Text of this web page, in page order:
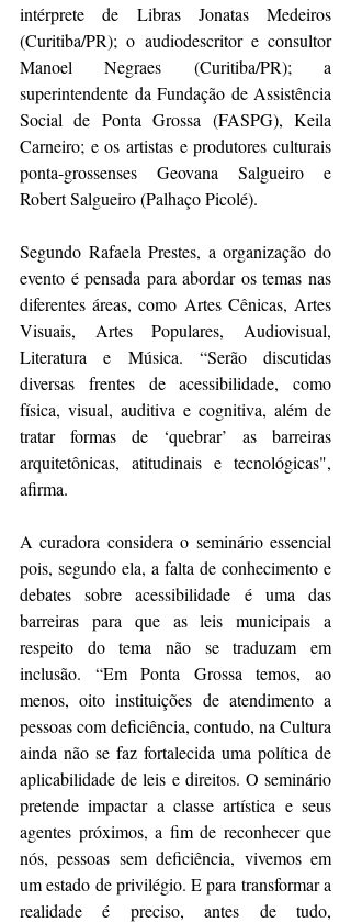
intérprete de Libras Jonatas Medeiros
(Curitiba/PR); o audiodescritor e consultor
Manoel Negraes (Curitiba/PR); a
superintendente da Fundação de Assistência
Social de Ponta Grossa (FASPG), Keila
Carneiro; e os artistas e produtores culturais
ponta-grossenses Geovana Salgueiro e
Robert Salgueiro (Palhaço Picolé).
Segundo Rafaela Prestes, a organização do
evento é pensada para abordar os temas nas
diferentes áreas, como Artes Cênicas, Artes
Visuais, Artes Populares, Audiovisual,
Literatura e Música. “Serão discutidas
diversas frentes de acessibilidade, como
física, visual, auditiva e cognitiva, além de
tratar formas de ‘quebrar’ as barreiras
arquitetônicas, atitudinais e tecnológicas",
afirma.
A curadora considera o seminário essencial
pois, segundo ela, a falta de conhecimento e
debates sobre acessibilidade é uma das
barreiras para que as leis municipais a
respeito do tema não se traduzam em
inclusão. “Em Ponta Grossa temos, ao
menos, oito instituições de atendimento a
pessoas com deficiência, contudo, na Cultura
ainda não se faz fortalecida uma política de
aplicabilidade de leis e direitos. O seminário
pretende impactar a classe artística e seus
agentes próximos, a fim de reconhecer que
nós, pessoas sem deficiência, vivemos em
um estado de privilégio. E para transformar a
realidade é preciso, antes de tudo,